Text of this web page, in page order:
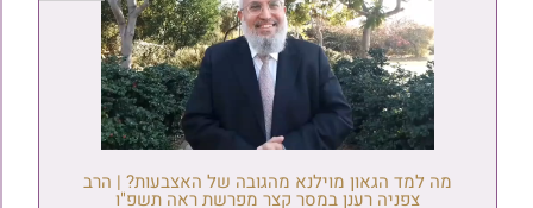
מה למד הגאון מוילנא מהגובה של האצבעות? | הרב
צפניה רענן במסר קצר מפרשת ראה תשפ"ו